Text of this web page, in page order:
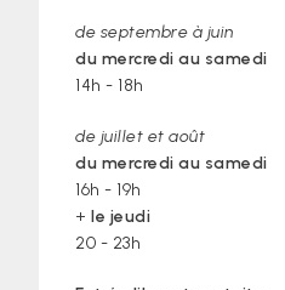
de septembre à juin
du mercredi au samedi
14h - 18h
de juillet et août
du mercredi au samedi
16h - 19h
+ le jeudi
20 - 23h